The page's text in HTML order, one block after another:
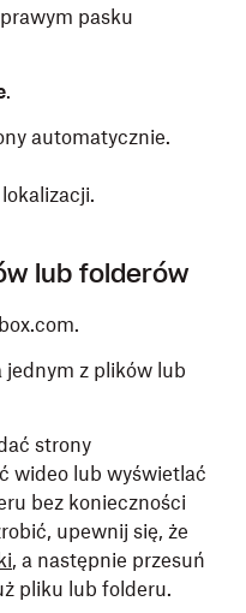
pasku
.
automatycznie.
lub folderów
jednym z plików lub
strony
wideo lub wyświetlać
bez konieczności
upewnij się, że
, a następnie przesuń
pliku lub folderu.